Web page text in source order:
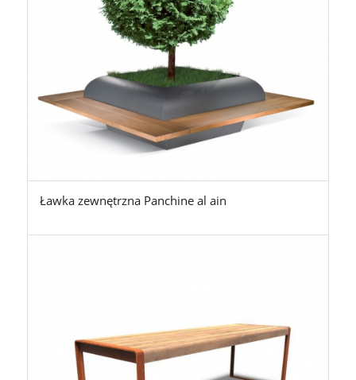
Ławka zewnętrzna Panchine al ain